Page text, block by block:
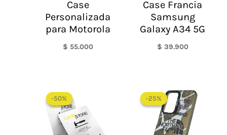
Case
Personalizada
para Motorola
$ 55.000
Case Francia
Samsung
Galaxy A34 5G
$ 39.900
-50%
-50%
era:
$ 60.000.
-25%
-25%
precio
original
era:
$ 60.000.